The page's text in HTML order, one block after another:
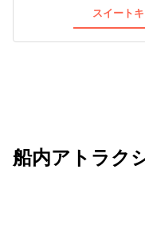
スイート
船内アトラク